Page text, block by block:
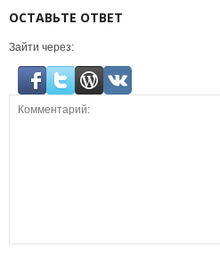
ОСТАВЬТЕ ОТВЕТ
Зайти через: